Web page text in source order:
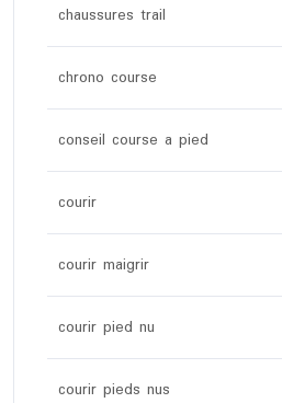
chaussures trail
chrono course
conseil course a pied
courir
courir maigrir
courir pied nu
courir pieds nus